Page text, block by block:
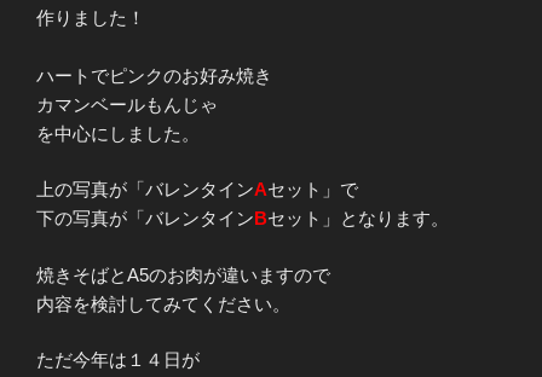
作りました！
ハートでピンクのお好み焼き
カマンベールもんじゃ
を中心にしました。
上の写真が「バレンタインAセット」で
下の写真が「バレンタインBセット」となります。
焼きそばとA5のお肉が違いますので
内容を検討してみてください。
ただ今年は１４日が